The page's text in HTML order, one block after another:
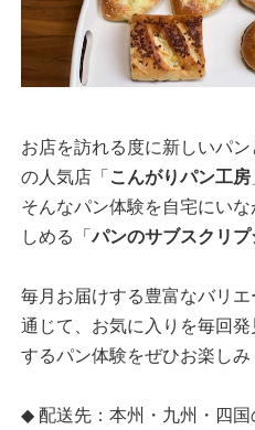
お店を訪れる度に新しいパ
の人気店「こんがりパン工房
そんなパン体験を自宅にい
しめる「パンのサブスクリ
毎月お届けする豊富なバリ
通じて、お気に入りを毎回
するパン体験をぜひお楽しみ
◆ 配送先：本州・九州・四国